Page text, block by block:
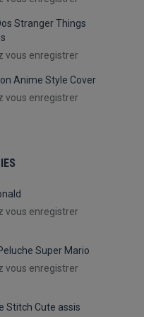
Stranger Things
vous enregistrer
Anime Style Cover
vous enregistrer
vous enregistrer
Super Mario
vous enregistrer
Stitch Cute assis